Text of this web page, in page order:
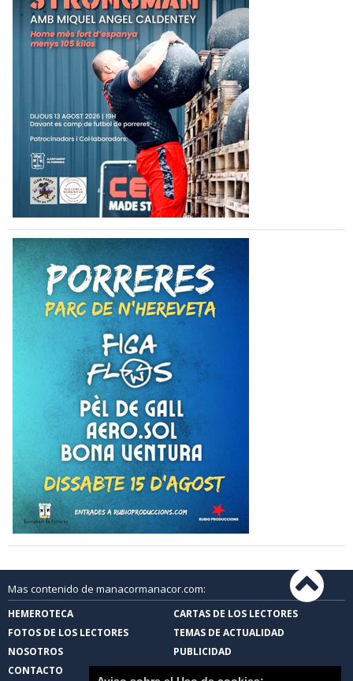
Mas contenido de manacormanacor.com:
HEMEROTECA
CARTAS DE LOS LECTORES
FOTOS DE LOS LECTORES
TEMAS DE ACTUALIDAD
NOSOTROS
PUBLICIDAD
CONTACTO